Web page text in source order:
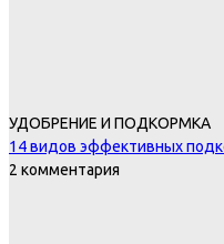
УДОБРЕНИЕ И ПОДКОРМКА
14 видов эффективных
2 комментария